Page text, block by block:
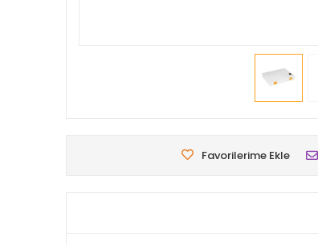
Favorilerime Ekle